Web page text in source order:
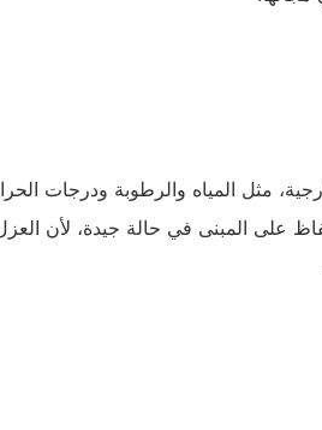
مثل المياه والرطوبة ودرجات
على المبنى في حالة جيدة، لأن